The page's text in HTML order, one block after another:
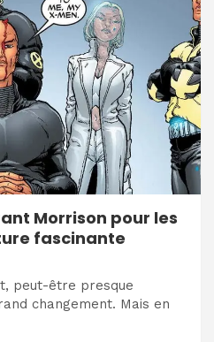
Morrison pour les
fascinante
peut-être presque
changement. Mais en